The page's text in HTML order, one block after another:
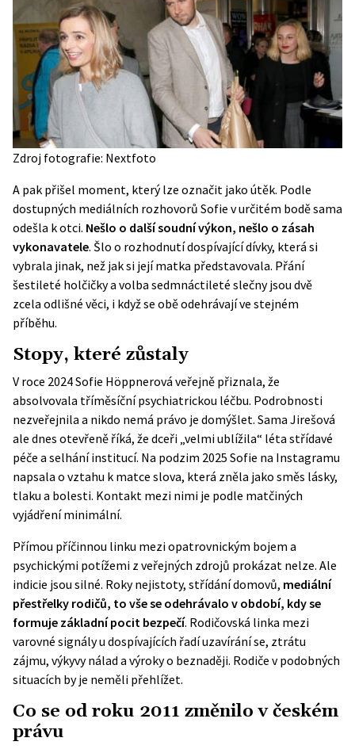
Zdroj fotografie: Nextfoto
A pak přišel moment, který lze označit jako útěk. Podle
dostupných mediálních rozhovorů Sofie v určitém bodě sama
odešla k otci. Nešlo o další soudní výkon, nešlo o zásah
vykonavatele. Šlo o rozhodnutí dospívající dívky, která si
vybrala jinak, než jak si její matka představovala. Přání
šestileté holčičky a volba sedmnáctileté slečny jsou dvě
zcela odlišné věci, i když se obě odehrávají ve stejném
příběhu.
Stopy, které zůstaly
V roce 2024 Sofie Höppnerová veřejně přiznala, že
absolvovala tříměsíční psychiatrickou léčbu. Podrobnosti
nezveřejnila a nikdo nemá právo je domýšlet. Sama Jirešová
ale dnes otevřeně říká, že dceři „velmi ublížila“ léta střídavé
péče a selhání institucí. Na podzim 2025 Sofie na Instagramu
napsala o vztahu k matce slova, která zněla jako směs lásky,
tlaku a bolesti. Kontakt mezi nimi je podle matčiných
vyjádření minimální.
Přímou příčinnou linku mezi opatrovnickým bojem a
psychickými potížemi z veřejných zdrojů prokázat nelze. Ale
indicie jsou silné. Roky nejistoty, střídání domovů, mediální
přestřelky rodičů, to vše se odehrávalo v období, kdy se
formuje základní pocit bezpečí. Rodičovská linka mezi
varovné signály u dospívajících řadí uzavírání se, ztrátu
zájmu, výkyvy nálad a výroky o beznaději. Rodiče v podobných
situacích by je neměli přehlížet.
Co se od roku 2011 změnilo v českém
právu